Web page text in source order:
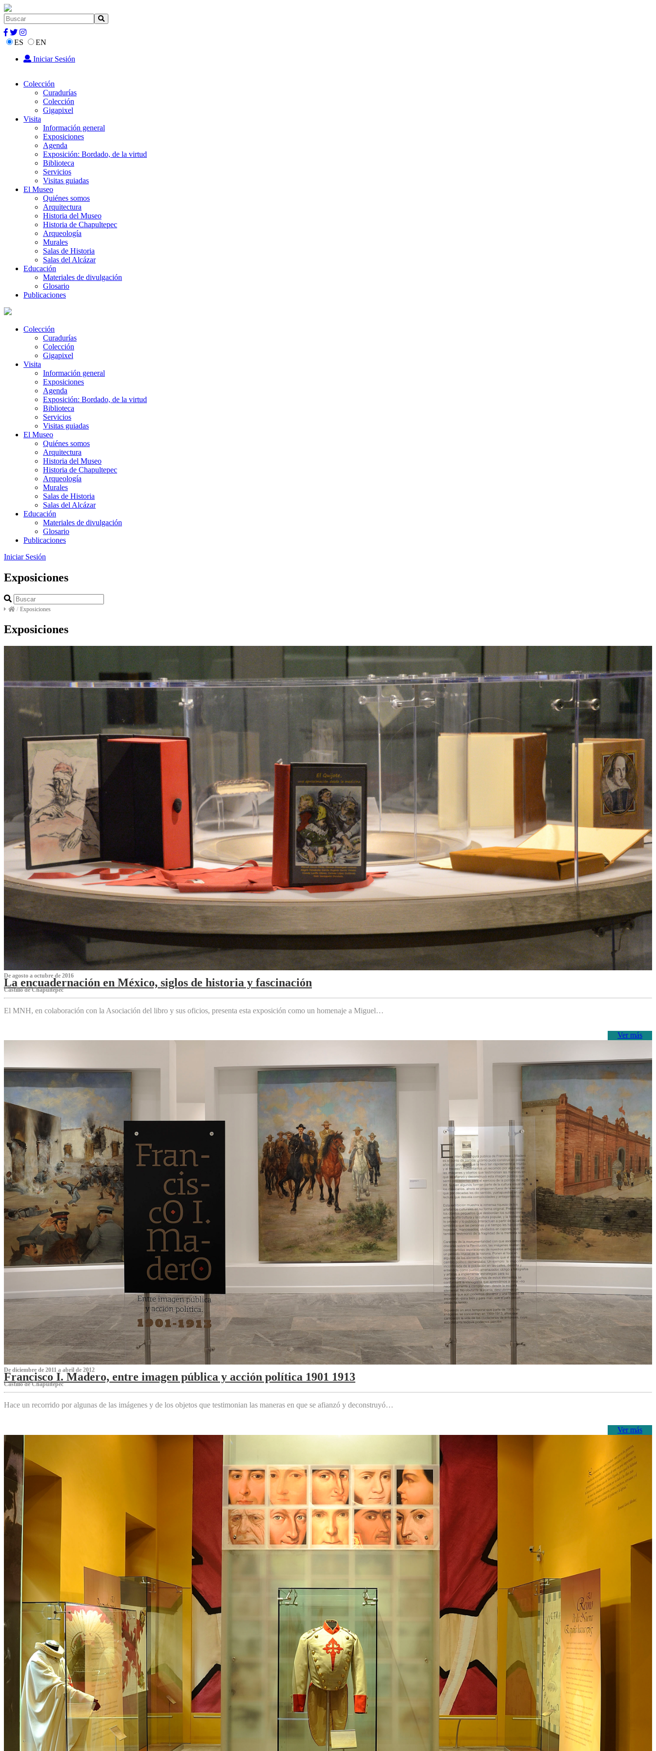
ES
EN
Iniciar Sesión
Colección
Curadurías
Colección
Gigapixel
Visita
Información general
Exposiciones
Agenda
Exposición: Bordado, de la virtud
Biblioteca
Servicios
Visitas guiadas
El Museo
Quiénes somos
Arquitectura
Historia del Museo
Historia de Chapultepec
Arqueología
Murales
Salas de Historia
Salas del Alcázar
Educación
Materiales de divulgación
Glosario
Publicaciones
Colección
Curadurías
Colección
Gigapixel
Visita
Información general
Exposiciones
Agenda
Exposición: Bordado, de la virtud
Biblioteca
Servicios
Visitas guiadas
El Museo
Quiénes somos
Arquitectura
Historia del Museo
Historia de Chapultepec
Arqueología
Murales
Salas de Historia
Salas del Alcázar
Educación
Materiales de divulgación
Glosario
Publicaciones
Iniciar Sesión
Exposiciones
/ Exposiciones
Exposiciones
De agosto a octubre de 2016
La encuadernación en México, siglos de historia y fascinación
Castillo de Chapultepec
El MNH, en colaboración con la Asociación del libro y sus oficios, presenta esta exposición como un homenaje a Miguel…
Ver más
De diciembre de 2011 a abril de 2012
Francisco I. Madero, entre imagen pública y acción política 1901 1913
Castillo de Chapultepec
Hace un recorrido por algunas de las imágenes y de los objetos que testimonian las maneras en que se afianzó y deconstruyó…
Ver más